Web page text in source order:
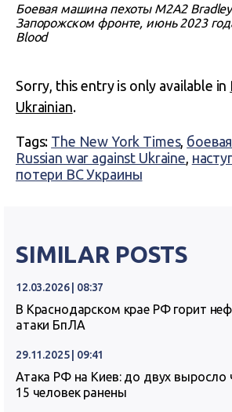
Боевая машина пехоты M2A2
Запорожском фронте, июнь 2023
Blood
Sorry, this entry is only available in
Ukrainian.
Tags: The New York Times,
Russian war against Ukraine,
потери ВС Украины
SIMILAR POSTS
12.03.2026 | 08:37
В Краснодарском крае РФ горит
атаки БпЛА
29.11.2025 | 09:41
Атака РФ на Киев: до двух выросло
15 человек ранены